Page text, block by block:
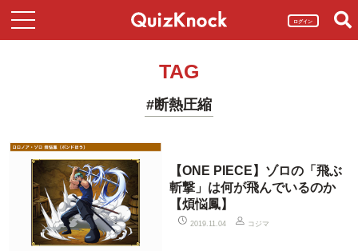
ログイン
TAG
#断熱圧縮
【ONE PIECE】ゾロの「飛ぶ
斬撃」は何が飛んでいるのか
【煩悩鳳】
2019.11.04 コジマ